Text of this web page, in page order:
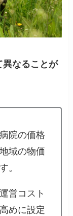
異なることが
院の価格
域の物価
。
営コスト
めに設定